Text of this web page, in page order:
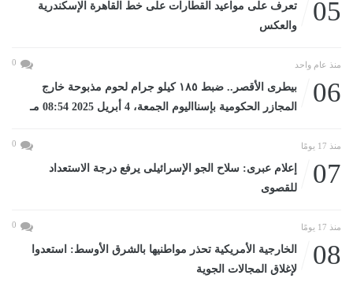
05
تعرف على مواعيد القطارات على خط القاهرة الإسكندرية
والعكس
منذ عام واحد 0
06
بيطرى الأقصر.. ضبط ١٨٥ كيلو جرام لحوم مذبوحة خارج
المجازر الحكومية بإسنااليوم الجمعة، 4 أبريل 2025 08:54 مـ
منذ 17 يومًا 0
07
إعلام عبرى: سلاح الجو الإسرائيلى يرفع درجة الاستعداد
للقصوى
منذ 17 يومًا 0
08
الخارجية الأمريكية تحذر مواطنيها بالشرق الأوسط: استعدوا
لإغلاق المجالات الجوية